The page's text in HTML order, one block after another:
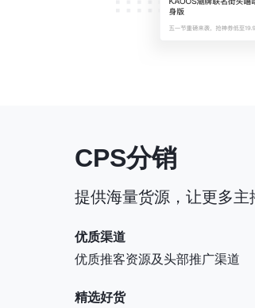
CPS分销
提供海量货源，让更多
优质渠道
优质推客资源及头部推广渠道
精选好货